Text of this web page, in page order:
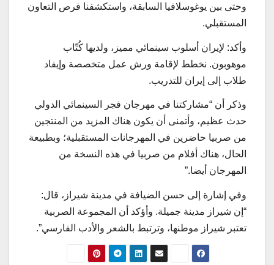
وحتى بين يوغوسلافيا السابقة، واستكشفنا فرص التعاون
المستقبلي.
وأكد: لإيران أسلوب سينمائي مميز، ولديها كُتّاب
موهوبون. نخطط لإقامة ورش عمل متخصصة وإيفاد
طلاب إلى إيران للتدريب.
وذكر أن “مشاركتنا في مهرجان فجر السينمائي الدولي
حدث عظيم، وأتمنى أن يكون هناك المزيد من المنتجين
من صربيا حاضرين في المهرجانات المستقبلية؛ وبطبيعة
الحال، هناك أفلام من صربيا في هذه النسخة من
المهرجان أيضا.”
وفي إشارة إلى حسن الضيافة في مدينة شيراز، قال:
“إن شيراز مدينة جميلة. وأؤكد أن المجموعة الصربية
تعتبر شيراز موطنها، وترتبط بالشعر والأدب الفارسي”.